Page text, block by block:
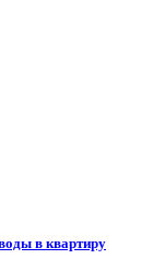
в квартиру